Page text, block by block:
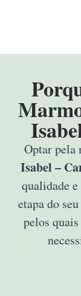
Optar pela
Isabel –
qualidade
etapa do
pelos